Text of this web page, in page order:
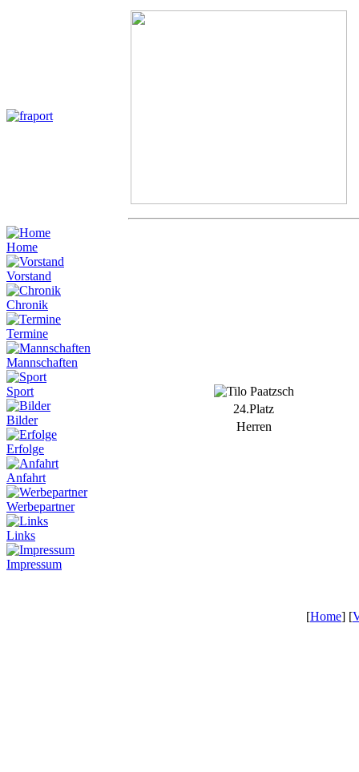
Home
Vorstand
Chronik
Termine
Mannschaften
Sport
Bilder
Erfolge
Anfahrt
Werbepartner
Links
Impressum
24.Platz
Herren
[Home] [